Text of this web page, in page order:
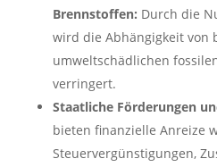
Brennstoffen: Durch die
wird die Abhängigkeit von
umweltschädlichen
verringert.
Staatliche Förderungen
bieten finanzielle Anreize
Steuervergünstigungen,